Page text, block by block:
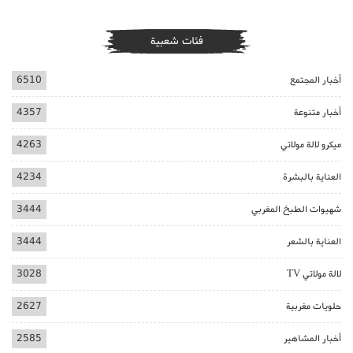
فئات شعبية
أخبار المجتمع 6510
أخبار متنوعة 4357
ميكرو لالة مولاتي 4263
العناية بالبشرة 4234
شهيوات الطبخ المغربي 3444
العناية بالشعر 3444
لالة مولاتي TV 3028
حلويات مغربية 2627
أخبار المشاهير 2585